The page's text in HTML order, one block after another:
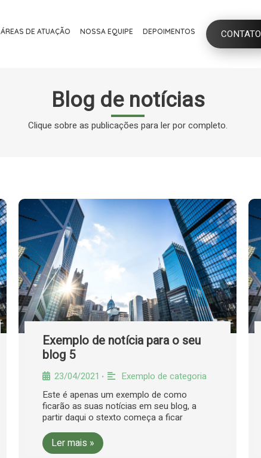
ÁREAS DE ATUAÇÃO NOSSA EQUIPE DEPOIMENTOS CONTATO
Blog de notícias
Clique sobre as publicações para ler por completo.
Exemplo de notícia para o seu
blog 5
23/04/2021 •
Exemplo de categoria
Este é apenas um exemplo de como
ficarão as suas notícias em seu blog, a
partir daqui o stexto começa a ficar
Ler mais »